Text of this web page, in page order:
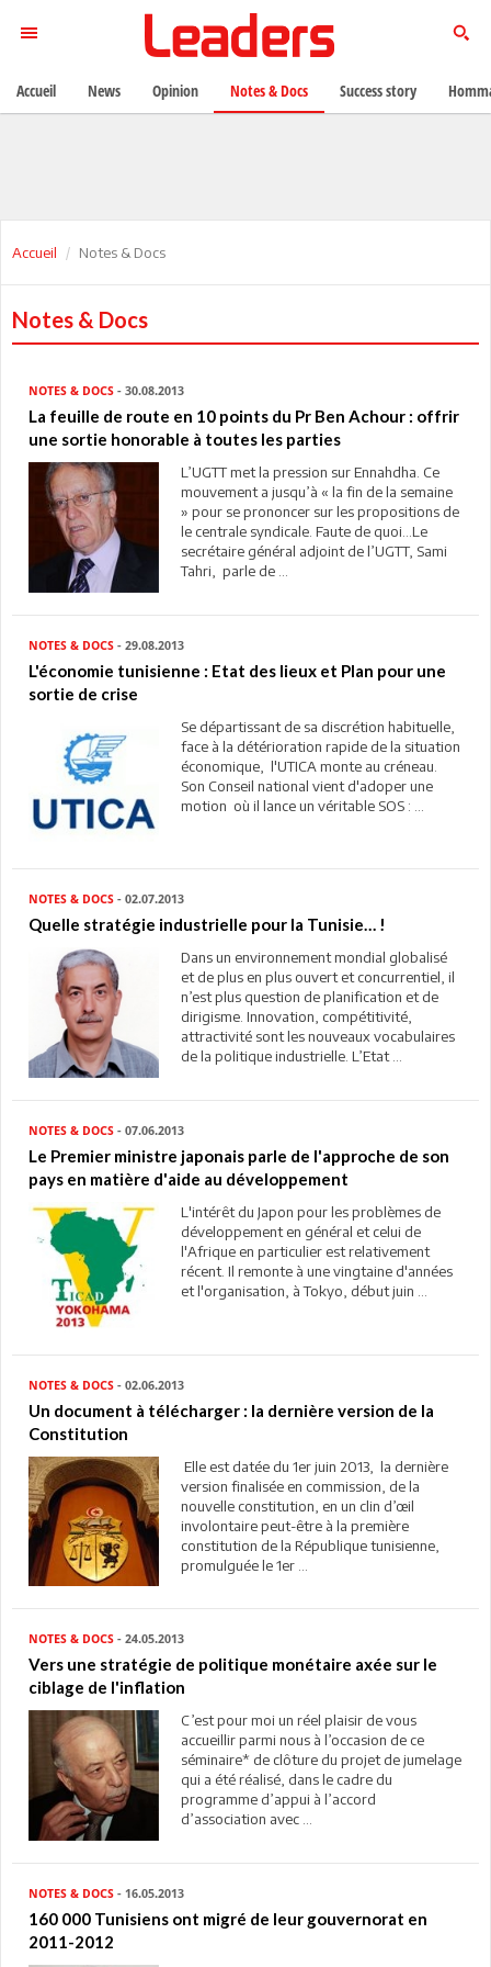
Accueil Notes & Docs
Notes & Docs
NOTES & DOCS - 30.08.2013
La feuille de route en 10 points du Pr Ben Achour : offrir
une sortie honorable à toutes les parties
L’UGTT met la pression sur Ennahdha. Ce
mouvement a jusqu’à « la fin de la semaine
» pour se prononcer sur les propositions de
le centrale syndicale. Faute de quoi…Le
secrétaire général adjoint de l’UGTT, Sami
Tahri, parle de ...
NOTES & DOCS - 29.08.2013
L'économie tunisienne : Etat des lieux et Plan pour une
sortie de crise
Se départissant de sa discrétion habituelle,
face à la détérioration rapide de la situation
économique, l'UTICA monte au créneau.
Son Conseil national vient d'adoper une
motion où il lance un véritable SOS : ...
NOTES & DOCS - 02.07.2013
Quelle stratégie industrielle pour la Tunisie… !
Dans un environnement mondial globalisé
et de plus en plus ouvert et concurrentiel, il
n’est plus question de planification et de
dirigisme. Innovation, compétitivité,
attractivité sont les nouveaux vocabulaires
de la politique industrielle. L’Etat ...
NOTES & DOCS - 07.06.2013
Le Premier ministre japonais parle de l'approche de son
pays en matière d'aide au développement
L'intérêt du Japon pour les problèmes de
développement en général et celui de
l'Afrique en particulier est relativement
récent. Il remonte à une vingtaine d'années
et l'organisation, à Tokyo, début juin ...
NOTES & DOCS - 02.06.2013
Un document à télécharger : la dernière version de la
Constitution
Elle est datée du 1er juin 2013, la dernière
version finalisée en commission, de la
nouvelle constitution, en un clin d’œil
involontaire peut-être à la première
constitution de la République tunisienne,
promulguée le 1er ...
NOTES & DOCS - 24.05.2013
Vers une stratégie de politique monétaire axée sur le
ciblage de l'inflation
C’est pour moi un réel plaisir de vous
accueillir parmi nous à l’occasion de ce
séminaire* de clôture du projet de jumelage
qui a été réalisé, dans le cadre du
programme d’appui à l’accord
d’association avec ...
NOTES & DOCS - 16.05.2013
160 000 Tunisiens ont migré de leur gouvernorat en
2011-2012
Accueil News Opinion Notes & Docs Success story